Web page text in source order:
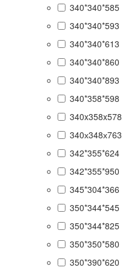
340*340*585
340*340*593
340*340*613
340*340*860
340*340*893
340*358*598
340x358x578
340х348х763
342*355*624
342*355*950
345*304*366
350*344*545
350*344*825
350*350*580
350*390*620